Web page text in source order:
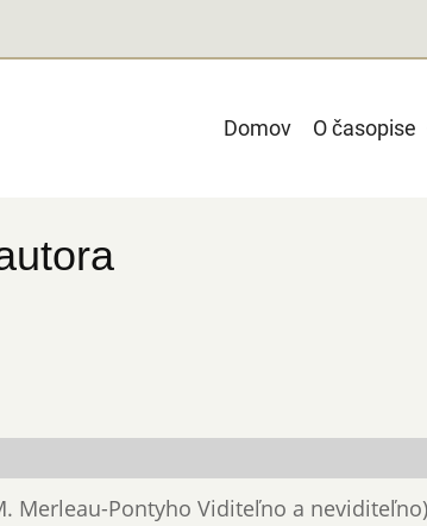
Main
Domov O časopise
Merleau-Pontyho Viditeľno a